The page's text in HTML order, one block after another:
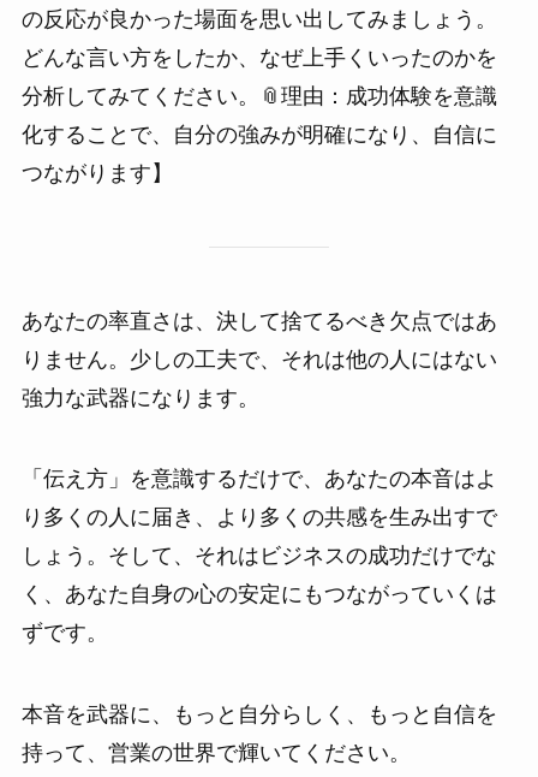
の反応が良かった場面を思い出してみましょう。
どんな言い方をしたか、なぜ上手くいったのかを
分析してみてください。📎理由：成功体験を意識
化することで、自分の強みが明確になり、自信に
つながります】
あなたの率直さは、決して捨てるべき欠点ではあ
りません。少しの工夫で、それは他の人にはない
強力な武器になります。
「伝え方」を意識するだけで、あなたの本音はよ
り多くの人に届き、より多くの共感を生み出すで
しょう。そして、それはビジネスの成功だけでな
く、あなた自身の心の安定にもつながっていくは
ずです。
本音を武器に、もっと自分らしく、もっと自信を
持って、営業の世界で輝いてください。